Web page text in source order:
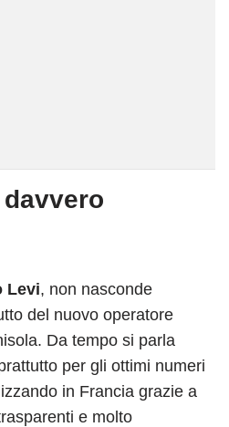
Levi, non nasconde
del nuovo operatore
Da tempo si parla
per gli ottimi numeri
in Francia grazie a
e molto